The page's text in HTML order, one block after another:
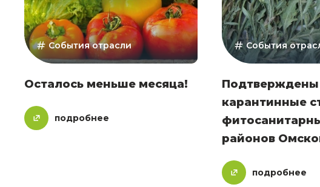
События отрасли
Осталось меньше месяца!
подробнее
События
Подтверждены
карантинные
районов
подробнее